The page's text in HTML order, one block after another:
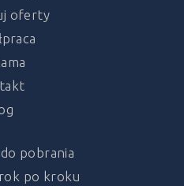
oferty
pobrania
po kroku